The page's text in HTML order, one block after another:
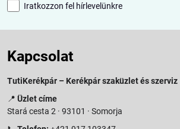
Iratkozzon fel hírlevelünkre
Kapcsolat
TutiKerékpár – Kerékpár szaküzlet és szerviz
📍 Üzlet címe
Stará cesta 2 · 93101 · Somorja